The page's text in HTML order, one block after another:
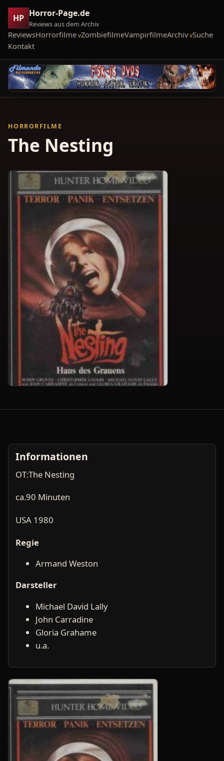
HP Horror-Page.de
Reviews aus dem Archiv
ReviewsHorrorfilme ZombiefilmeVampirfilmeArchiv Suche
Kontakt
HORRORFILME
The Nesting
Informationen
OT:The Nesting
ca.90 Minuten
USA 1980
Regie
Armand Weston
Darsteller
Michael David Lally
John Carradine
Gloria Grahame
u.a.